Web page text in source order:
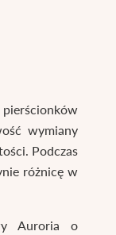
wymiany
Podczas
różnicę w
Auroria o